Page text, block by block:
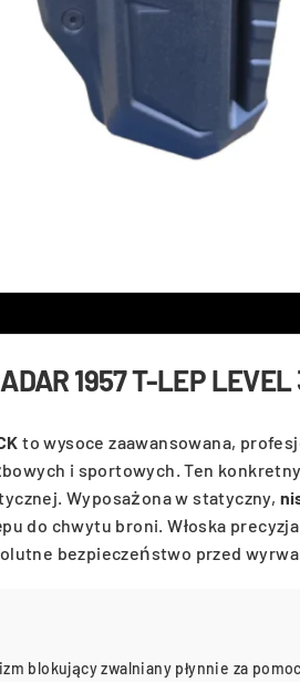
1957 T-LEP
to wysoce zaawansowana,
i sportowych. Ten
Wyposażona w statyczny,
do chwytu broni. Włoska
bezpieczeństwo przed
blokujący zwalniany płynnie za